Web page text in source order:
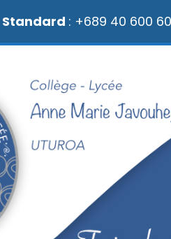
Standard : +689 40 600